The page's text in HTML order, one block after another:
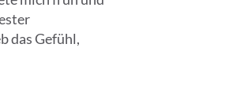
das Gefühl,